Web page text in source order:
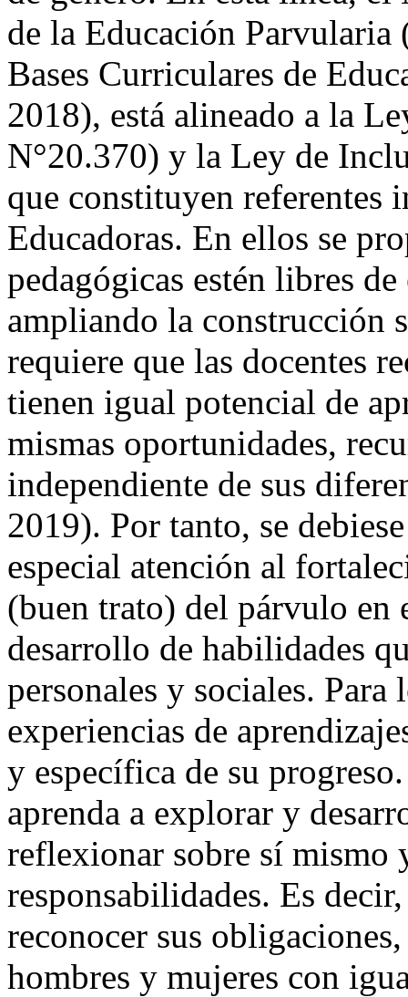
de la Educación Parvularia
Bases Curriculares de
2018), está alineado a la
N°20.370) y la Ley de
que constituyen referentes
Educadoras. En ellos se
pedagógicas estén libres
ampliando la construcción
requiere que las docentes
tienen igual potencial de
mismas oportunidades,
independiente de sus
2019). Por tanto, se
especial atención al
(buen trato) del párvulo en
desarrollo de habilidades
personales y sociales.
experiencias de
y específica de su
aprenda a explorar y
reflexionar sobre sí mismo
responsabilidades. Es
reconocer sus
hombres y mujeres con